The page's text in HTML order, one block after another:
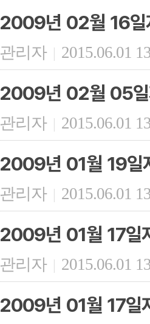
2009년 02월 16일
관리자 | 2015.06.01
2009년 02월 05일
관리자 | 2015.06.01
2009년 01월 19일
관리자 | 2015.06.01
2009년 01월 17일
관리자 | 2015.06.01
2009년 01월 17일